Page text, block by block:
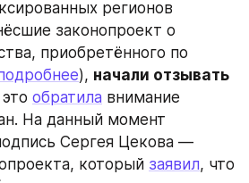
регионов
законопроект о
приобретённого по
), начали отзывать
обратила внимание
На данный момент
Сергея Цекова —
который заявил